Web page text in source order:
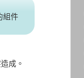
組件
成。